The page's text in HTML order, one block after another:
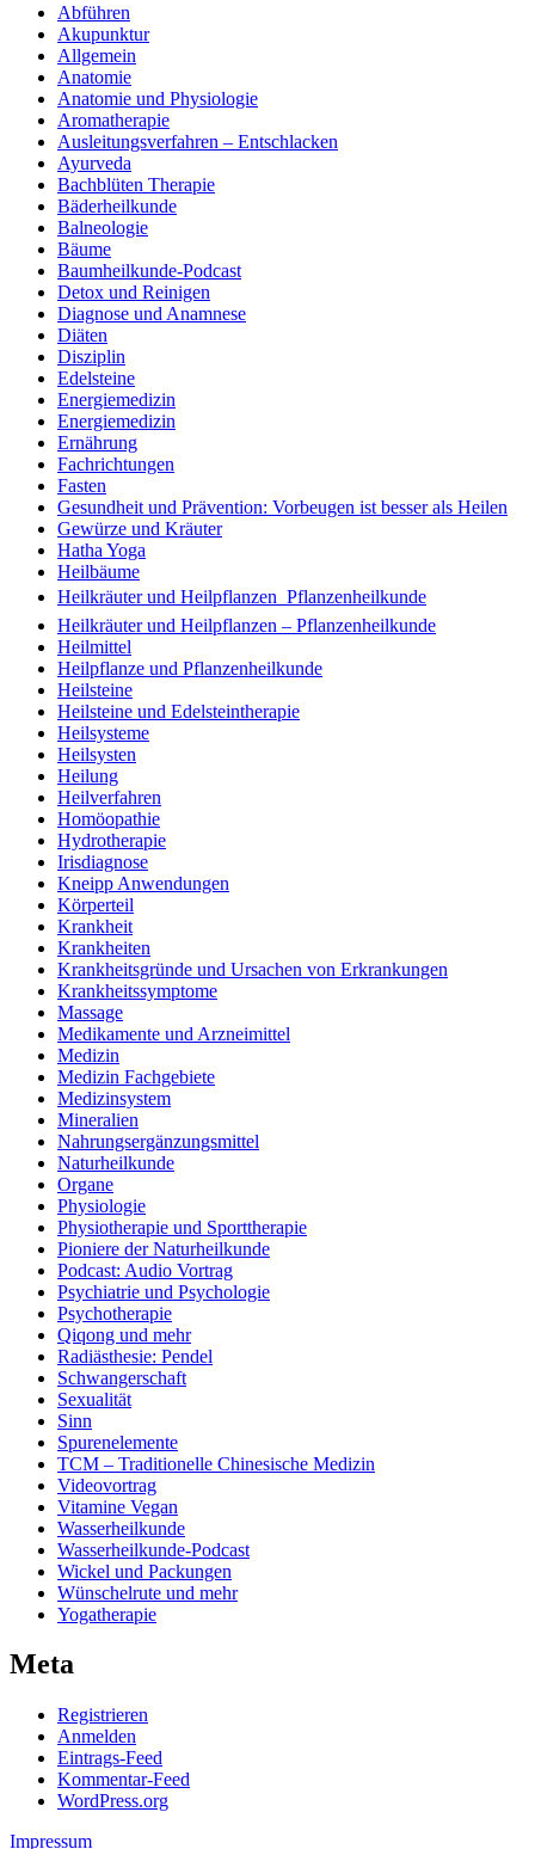
Abführen
Akupunktur
Allgemein
Anatomie
Anatomie und Physiologie
Aromatherapie
Ausleitungsverfahren – Entschlacken
Ayurveda
Bachblüten Therapie
Bäderheilkunde
Balneologie
Bäume
Baumheilkunde-Podcast
Detox und Reinigen
Diagnose und Anamnese
Diäten
Disziplin
Edelsteine
Energiemedizin
Energiemedizin
Ernährung
Fachrichtungen
Fasten
Gesundheit und Prävention: Vorbeugen ist besser als Heilen
Gewürze und Kräuter
Hatha Yoga
Heilbäume
Heilkräuter und Heilpflanzen  Pflanzenheilkunde
Heilkräuter und Heilpflanzen – Pflanzenheilkunde
Heilmittel
Heilpflanze und Pflanzenheilkunde
Heilsteine
Heilsteine und Edelsteintherapie
Heilsysteme
Heilsysten
Heilung
Heilverfahren
Homöopathie
Hydrotherapie
Irisdiagnose
Kneipp Anwendungen
Körperteil
Krankheit
Krankheiten
Krankheitsgründe und Ursachen von Erkrankungen
Krankheitssymptome
Massage
Medikamente und Arzneimittel
Medizin
Medizin Fachgebiete
Medizinsystem
Mineralien
Nahrungsergänzungsmittel
Naturheilkunde
Organe
Physiologie
Physiotherapie und Sporttherapie
Pioniere der Naturheilkunde
Podcast: Audio Vortrag
Psychiatrie und Psychologie
Psychotherapie
Qiqong und mehr
Radiästhesie: Pendel
Schwangerschaft
Sexualität
Sinn
Spurenelemente
TCM – Traditionelle Chinesische Medizin
Videovortrag
Vitamine Vegan
Wasserheilkunde
Wasserheilkunde-Podcast
Wickel und Packungen
Wünschelrute und mehr
Yogatherapie
Meta
Registrieren
Anmelden
Eintrags-Feed
Kommentar-Feed
WordPress.org
Impressum